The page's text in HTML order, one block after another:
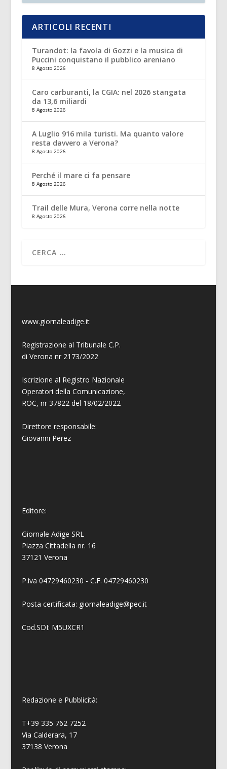
ARTICOLI RECENTI
Turandot: la favola di Gozzi e la musica di
Puccini conquistano il pubblico areniano
8 Agosto 2026
Caro carburanti, la CGIA: nel 2026 stangata
da 13,6 miliardi
8 Agosto 2026
A Luglio 916 mila turisti. Ma quanto valore
resta davvero a Verona?
8 Agosto 2026
Perché il mare ci fa pensare
8 Agosto 2026
Trail delle Mura, Verona corre nella notte
8 Agosto 2026
www.giornaleadige.it
Registrazione al Tribunale C.P.
di Verona nr 2173/2022
Iscrizione al Registro Nazionale
Operatori della Comunicazione,
ROC, nr 37822 del 18/02/2022
Direttore responsabile:
Giovanni Perez
Editore:
Giornale Adige SRL
Piazza Cittadella nr. 16
37121 Verona
P.iva 04729460230 - C.F. 04729460230
Posta certificata: giornaleadige@pec.it
Cod.SDI: M5UXCR1
Redazione e Pubblicità:
T+39 335 762 7252
Via Calderara, 17
37138 Verona